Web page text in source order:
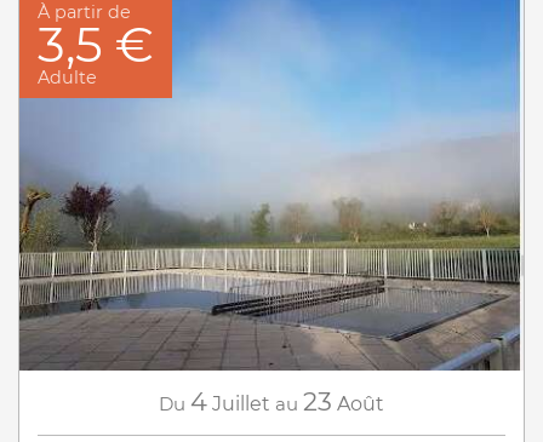
À partir de
3,5 €
Adulte
Du 4 Juillet au 23 Août